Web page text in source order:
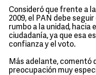
Consideró que frente a
2009, el PAN debe
rumbo a la unidad, hacia
ciudadanía, ya que esa
confianza y el voto.
Más adelante, comentó
preocupación muy